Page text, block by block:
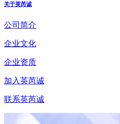
关于英芮诚
公司简介
企业文化
企业资质
加入英芮诚
联系英芮诚